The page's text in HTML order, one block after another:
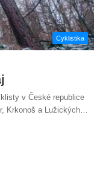
Cyklistika
v České republice
Krkonoš a Lužických…